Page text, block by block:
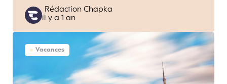
Posted
by
Rédaction Chapka
il y a 1 an
Vacances